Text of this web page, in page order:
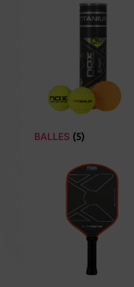
BALLES (5)